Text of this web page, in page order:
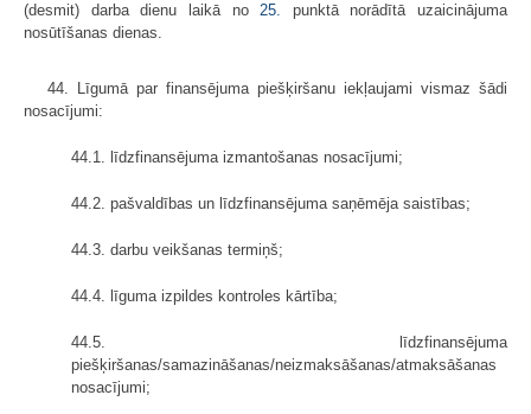
(desmit) darba dienu laikā no25. punktā norādītā uzaicinājuma
nosūtīšanas dienas.
44. Līgumā par finansējuma piešķiršanu iekļaujami vismaz šādi
nosacījumi:
44.1. līdzfinansējuma izmantošanas nosacījumi;
44.2. pašvaldības un līdzfinansējuma saņēmēja saistības;
44.3. darbu veikšanas termiņš;
44.4. līguma izpildes kontroles kārtība;
44.5. līdzfinansējuma
piešķiršanas/samazināšanas/neizmaksāšanas/atmaksāšanas
nosacījumi;